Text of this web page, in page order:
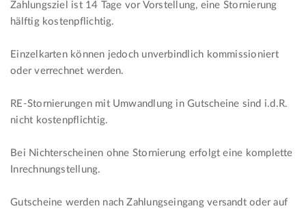
Zahlungsziel ist 14 Tage vor Vorstellung, eine Stornierung
hälftig kostenpflichtig.
Einzelkarten können jedoch unverbindlich kommissioniert
oder verrechnet werden.
RE-Stornierungen mit Umwandlung in Gutscheine sind i.d.R.
nicht kostenpflichtig.
Bei Nichterscheinen ohne Stornierung erfolgt eine komplette
Inrechnungstellung.
Gutscheine werden nach Zahlungseingang versandt oder auf